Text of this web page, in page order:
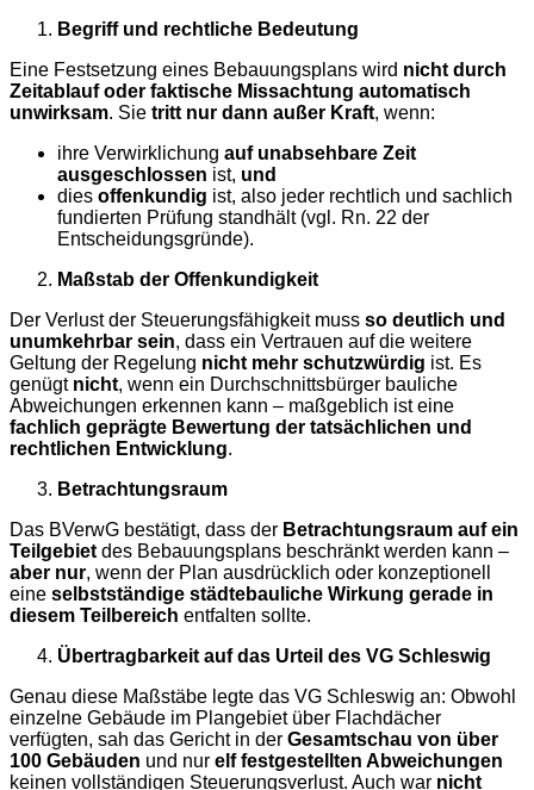
Begriff und rechtliche Bedeutung
Eine Festsetzung eines Bebauungsplans wird nicht durch
Zeitablauf oder faktische Missachtung automatisch
unwirksam. Sie tritt nur dann außer Kraft, wenn:
ihre Verwirklichung auf unabsehbare Zeit
ausgeschlossen ist, und
dies offenkundig ist, also jeder rechtlich und sachlich
fundierten Prüfung standhält (vgl. Rn. 22 der
Entscheidungsgründe).
Maßstab der Offenkundigkeit
Der Verlust der Steuerungsfähigkeit muss so deutlich und
unumkehrbar sein, dass ein Vertrauen auf die weitere
Geltung der Regelung nicht mehr schutzwürdig ist. Es
genügt nicht, wenn ein Durchschnittsbürger bauliche
Abweichungen erkennen kann – maßgeblich ist eine
fachlich geprägte Bewertung der tatsächlichen und
rechtlichen Entwicklung.
Betrachtungsraum
Das BVerwG bestätigt, dass der Betrachtungsraum auf ein
Teilgebiet des Bebauungsplans beschränkt werden kann –
aber nur, wenn der Plan ausdrücklich oder konzeptionell
eine selbstständige städtebauliche Wirkung gerade in
diesem Teilbereich entfalten sollte.
Übertragbarkeit auf das Urteil des VG Schleswig
Genau diese Maßstäbe legte das VG Schleswig an: Obwohl
einzelne Gebäude im Plangebiet über Flachdächer
verfügten, sah das Gericht in der Gesamtschau von über
100 Gebäuden und nur elf festgestellten Abweichungen
keinen vollständigen Steuerungsverlust. Auch war nicht